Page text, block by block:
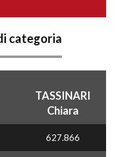
categoria
TASSINARI
Chiara
627.866